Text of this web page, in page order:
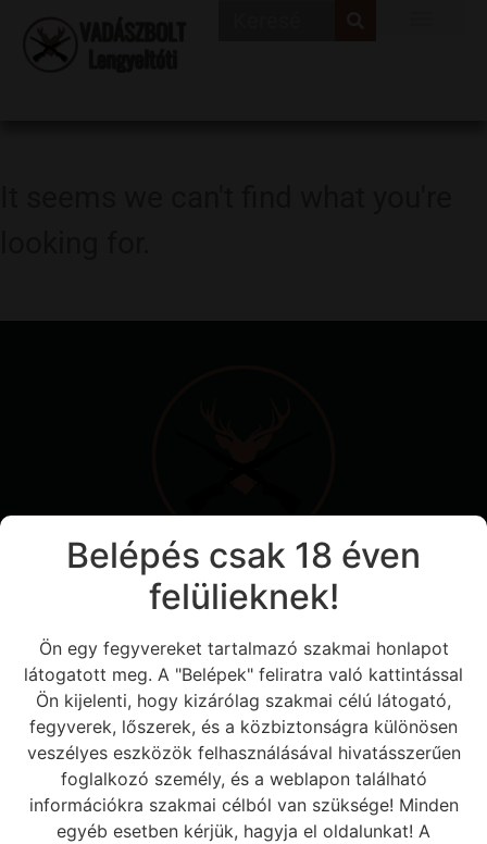
Álltalános
feltételek
Sütikezelési
tájékoztató
Elérhetőségek
Rólunk
Termékek
Belépés csak 18 éven
felülieknek!
Ön egy fegyvereket tartalmazó szakmai honlapot
látogatott meg. A "Belépek" feliratra való kattintással
Ön kijelenti, hogy kizárólag szakmai célú látogató,
fegyverek, lőszerek, és a közbiztonságra különösen
veszélyes eszközök felhasználásával hivatásszerűen
foglalkozó személy, és a weblapon található
információkra szakmai célból van szüksége! Minden
egyéb esetben kérjük, hagyja el oldalunkat! A